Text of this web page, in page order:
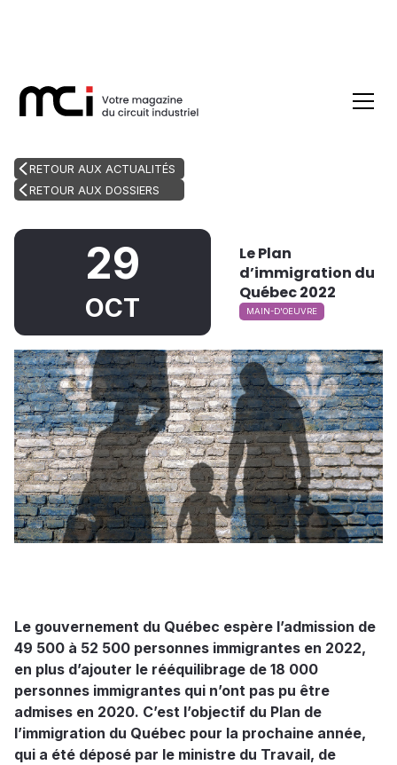
RETOUR AUX ACTUALITÉS
RETOUR AUX DOSSIERS
29
OCT
Le Plan
d’immigration du
Québec 2022
MAIN-D'OEUVRE
Le gouvernement du Québec espère l’admission de
49 500 à 52 500 personnes immigrantes en 2022,
en plus d’ajouter le rééquilibrage de 18 000
personnes immigrantes qui n’ont pas pu être
admises en 2020. C’est l’objectif du Plan de
l’immigration du Québec pour la prochaine année,
qui a été déposé par le ministre du Travail, de